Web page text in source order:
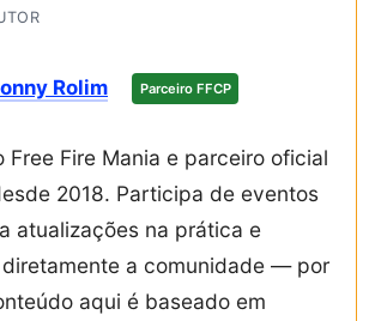
Rolim Parceiro FFCP
Free Fire Mania e parceiro oficial
2018. Participa de eventos
atualizações na prática e
a comunidade — por
aqui é baseado em